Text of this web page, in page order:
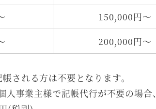
150,000円～
200,000円～
される方は不要となります。
事業主様で記帳代行が不要の場合、